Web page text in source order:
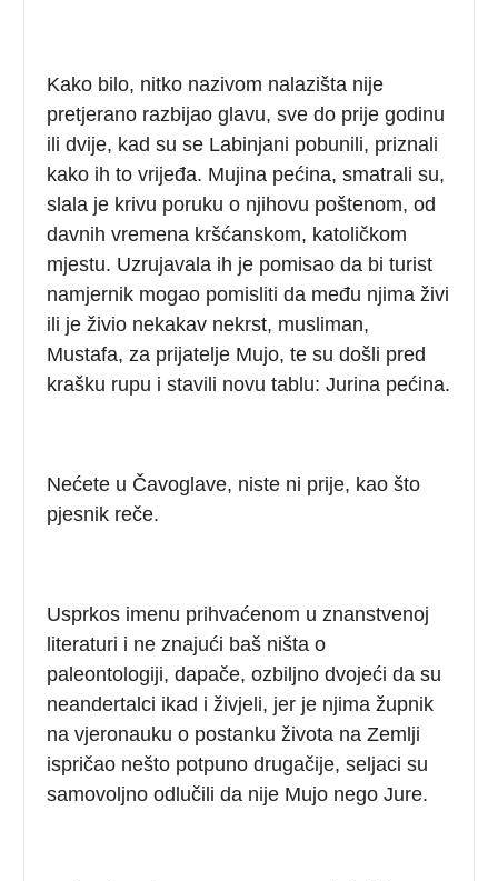
Kako bilo, nitko nazivom nalazišta nije
pretjerano razbijao glavu, sve do prije godinu
ili dvije, kad su se Labinjani pobunili, priznali
kako ih to vrijeđa. Mujina pećina, smatrali su,
slala je krivu poruku o njihovu poštenom, od
davnih vremena kršćanskom, katoličkom
mjestu. Uzrujavala ih je pomisao da bi turist
namjernik mogao pomisliti da među njima živi
ili je živio nekakav nekrst, musliman,
Mustafa, za prijatelje Mujo, te su došli pred
krašku rupu i stavili novu tablu: Jurina pećina.
Nećete u Čavoglave, niste ni prije, kao što
pjesnik reče.
Usprkos imenu prihvaćenom u znanstvenoj
literaturi i ne znajući baš ništa o
paleontologiji, dapače, ozbiljno dvojeći da su
neandertalci ikad i živjeli, jer je njima župnik
na vjeronauku o postanku života na Zemlji
ispričao nešto potpuno drugačije, seljaci su
samovoljno odlučili da nije Mujo nego Jure.